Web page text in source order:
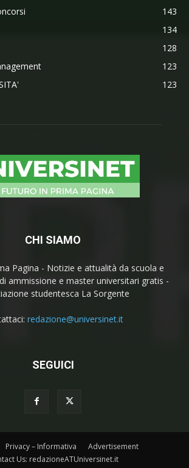
143
134
128
123
123
CHI SIAMO
Pagina - Notizie e attualità da scuola e
ammissione e master universitari gratis -
studentesca La Sorgente
redazione@universinet.it
SEGUICI
Privacy – Informativa
Advertisement
Us: redazioneATUniversinet.it